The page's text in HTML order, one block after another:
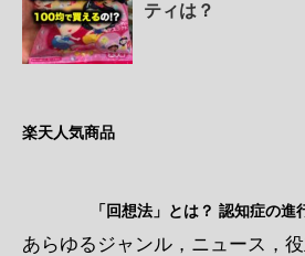
ティは？
楽天人気商品
「回想法」とは？ 認知症の進
あらゆるジャンル，ニュース，